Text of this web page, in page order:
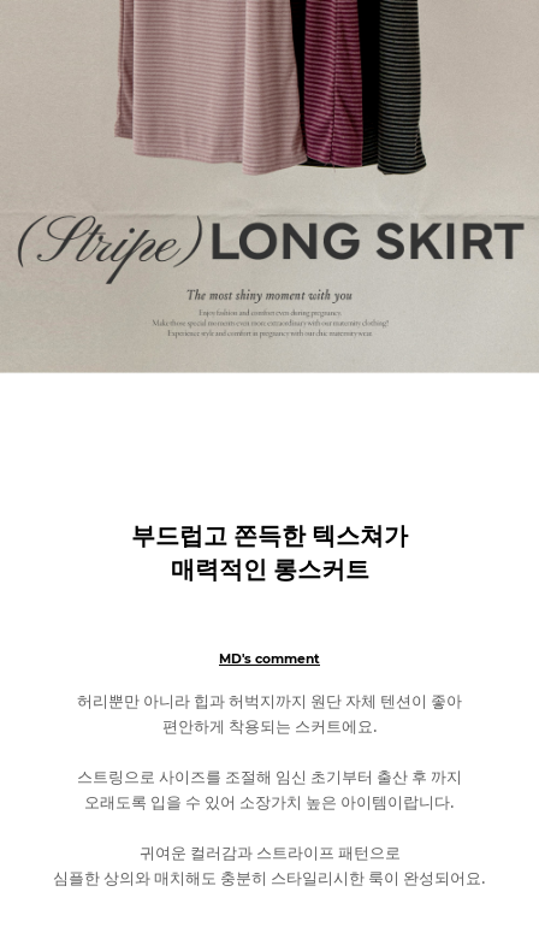
부드럽고 쫀득한 텍스쳐가
매력적인 롱스커트
MD's comment
허리뿐만 아니라 힙과 허벅지까지 원단 자체 텐션이 좋아
편안하게 착용되는 스커트에요.
스트링으로 사이즈를 조절해 임신 초기부터 출산 후 까지
오래도록 입을 수 있어 소장가치 높은 아이템이랍니다.
귀여운 컬러감과 스트라이프 패턴으로
심플한 상의와 매치해도 충분히 스타일리시한 룩이 완성되어요.